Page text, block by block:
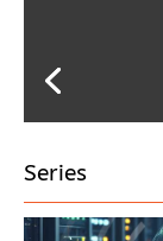
Series